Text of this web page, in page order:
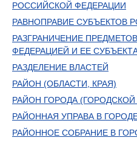
РОССИЙСКОЙ ФЕДЕРАЦИИ
РАВНОПРАВИЕ СУБЪЕКТОВ
РАЗГРАНИЧЕНИЕ
ФЕДЕРАЦИЕЙ И ЕЕ
РАЗДЕЛЕНИЕ ВЛАСТЕЙ
РАЙОН (ОБЛАСТИ, КРАЯ)
РАЙОН ГОРОДА (ГОРОДСКОЙ
РАЙОННАЯ УПРАВА В
РАЙОННОЕ СОБРАНИЕ В